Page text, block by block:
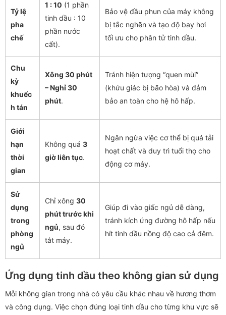
Tỷ lệ
pha
chế
1 : 10 (1 phần
tinh dầu : 10
phần nước
cất).
Bảo vệ đầu phun của máy không
bị tắc nghẽn và tạo độ bay hơi
tối ưu cho phân tử tinh dầu.
Chu
kỳ
khuếc
h tán
Xông 30 phút
– Nghỉ 30
phút.
Tránh hiện tượng “quen mùi”
(khứu giác bị bão hòa) và đảm
bảo an toàn cho hệ hô hấp.
Giới
hạn
thời
gian
Không quá 3
giờ liên tục.
Ngăn ngừa việc cơ thể bị quá tải
hoạt chất và duy trì tuổi thọ cho
động cơ máy.
Sử
dụng
trong
phòng
ngủ
Chỉ xông 30
phút trước khi
ngủ, sau đó
tắt máy.
Giúp đi vào giấc ngủ dễ dàng,
tránh kích ứng đường hô hấp nếu
hít tinh dầu nồng độ cao cả đêm.
Ứng dụng tinh dầu theo không gian sử dụng
Mỗi không gian trong nhà có yêu cầu khác nhau về hương thơm
và công dụng. Việc chọn đúng loại tinh dầu cho từng khu vực sẽ